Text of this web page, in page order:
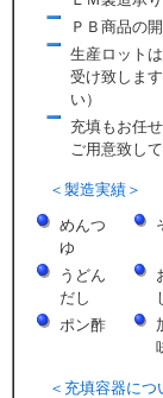
ＰＢ商品の
生産ロット
受け致しま
い）
充填もお任
ご用意致して
＜製造実績＞
めんつ
ゆ
うどん
だし
ポン酢
＜充填容器につ